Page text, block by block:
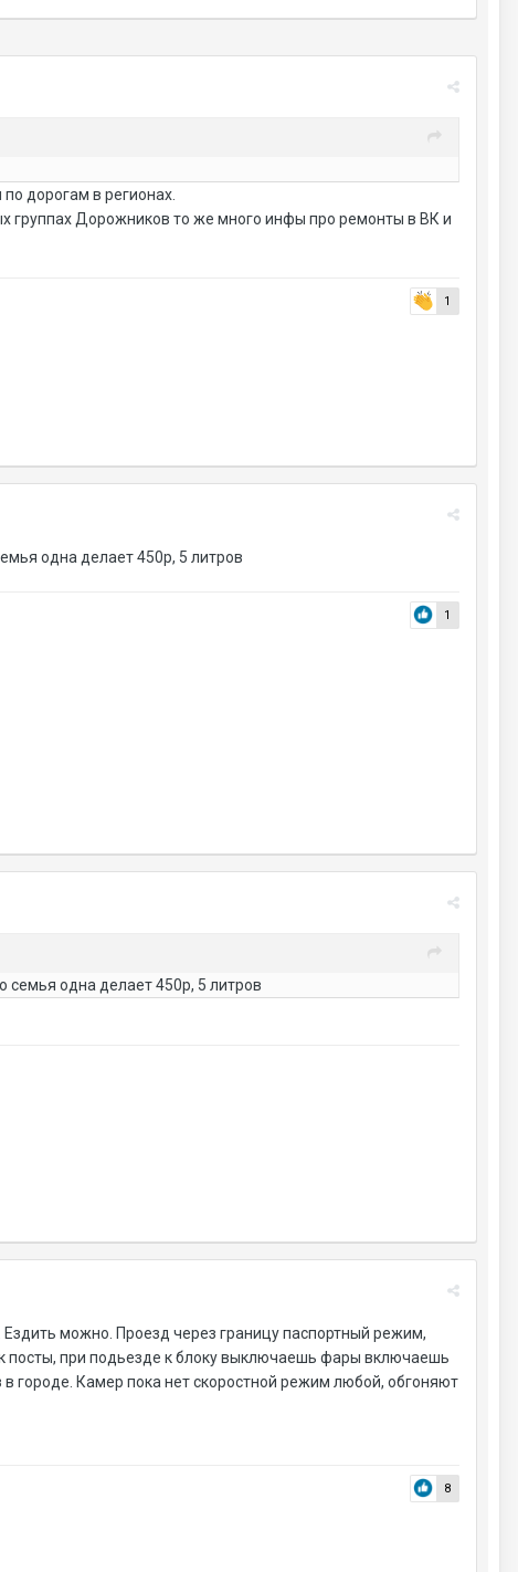
дорогам в регионах.
группах Дорожников то же много инфы про ремонты в ВК и
1
одна делает 450р, 5 литров
1
семья одна делает 450р, 5 литров
можно. Проезд через границу паспортный режим,
посты, при подьезде к блоку выключаешь фары включаешь
городе. Камер пока нет скоростной режим любой, обгоняют
8